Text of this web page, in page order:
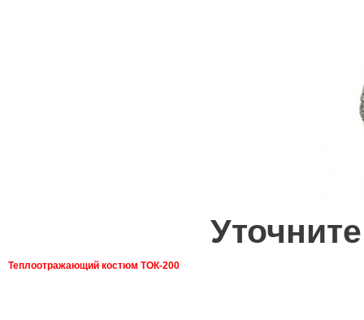
Теплоотражающий костюм ТОК-200